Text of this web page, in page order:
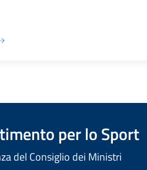
per lo Sport
del Consiglio dei Ministri